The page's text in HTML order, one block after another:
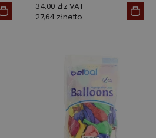
34,00 zł z VAT
27,64 zł netto